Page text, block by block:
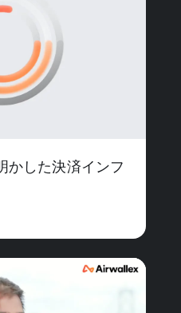
かした決済インフ